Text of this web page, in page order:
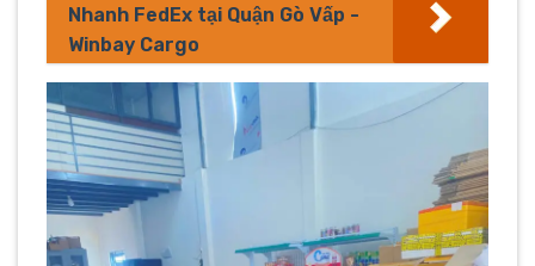
Nhanh FedEx tại Quận Gò Vấp -
Winbay Cargo